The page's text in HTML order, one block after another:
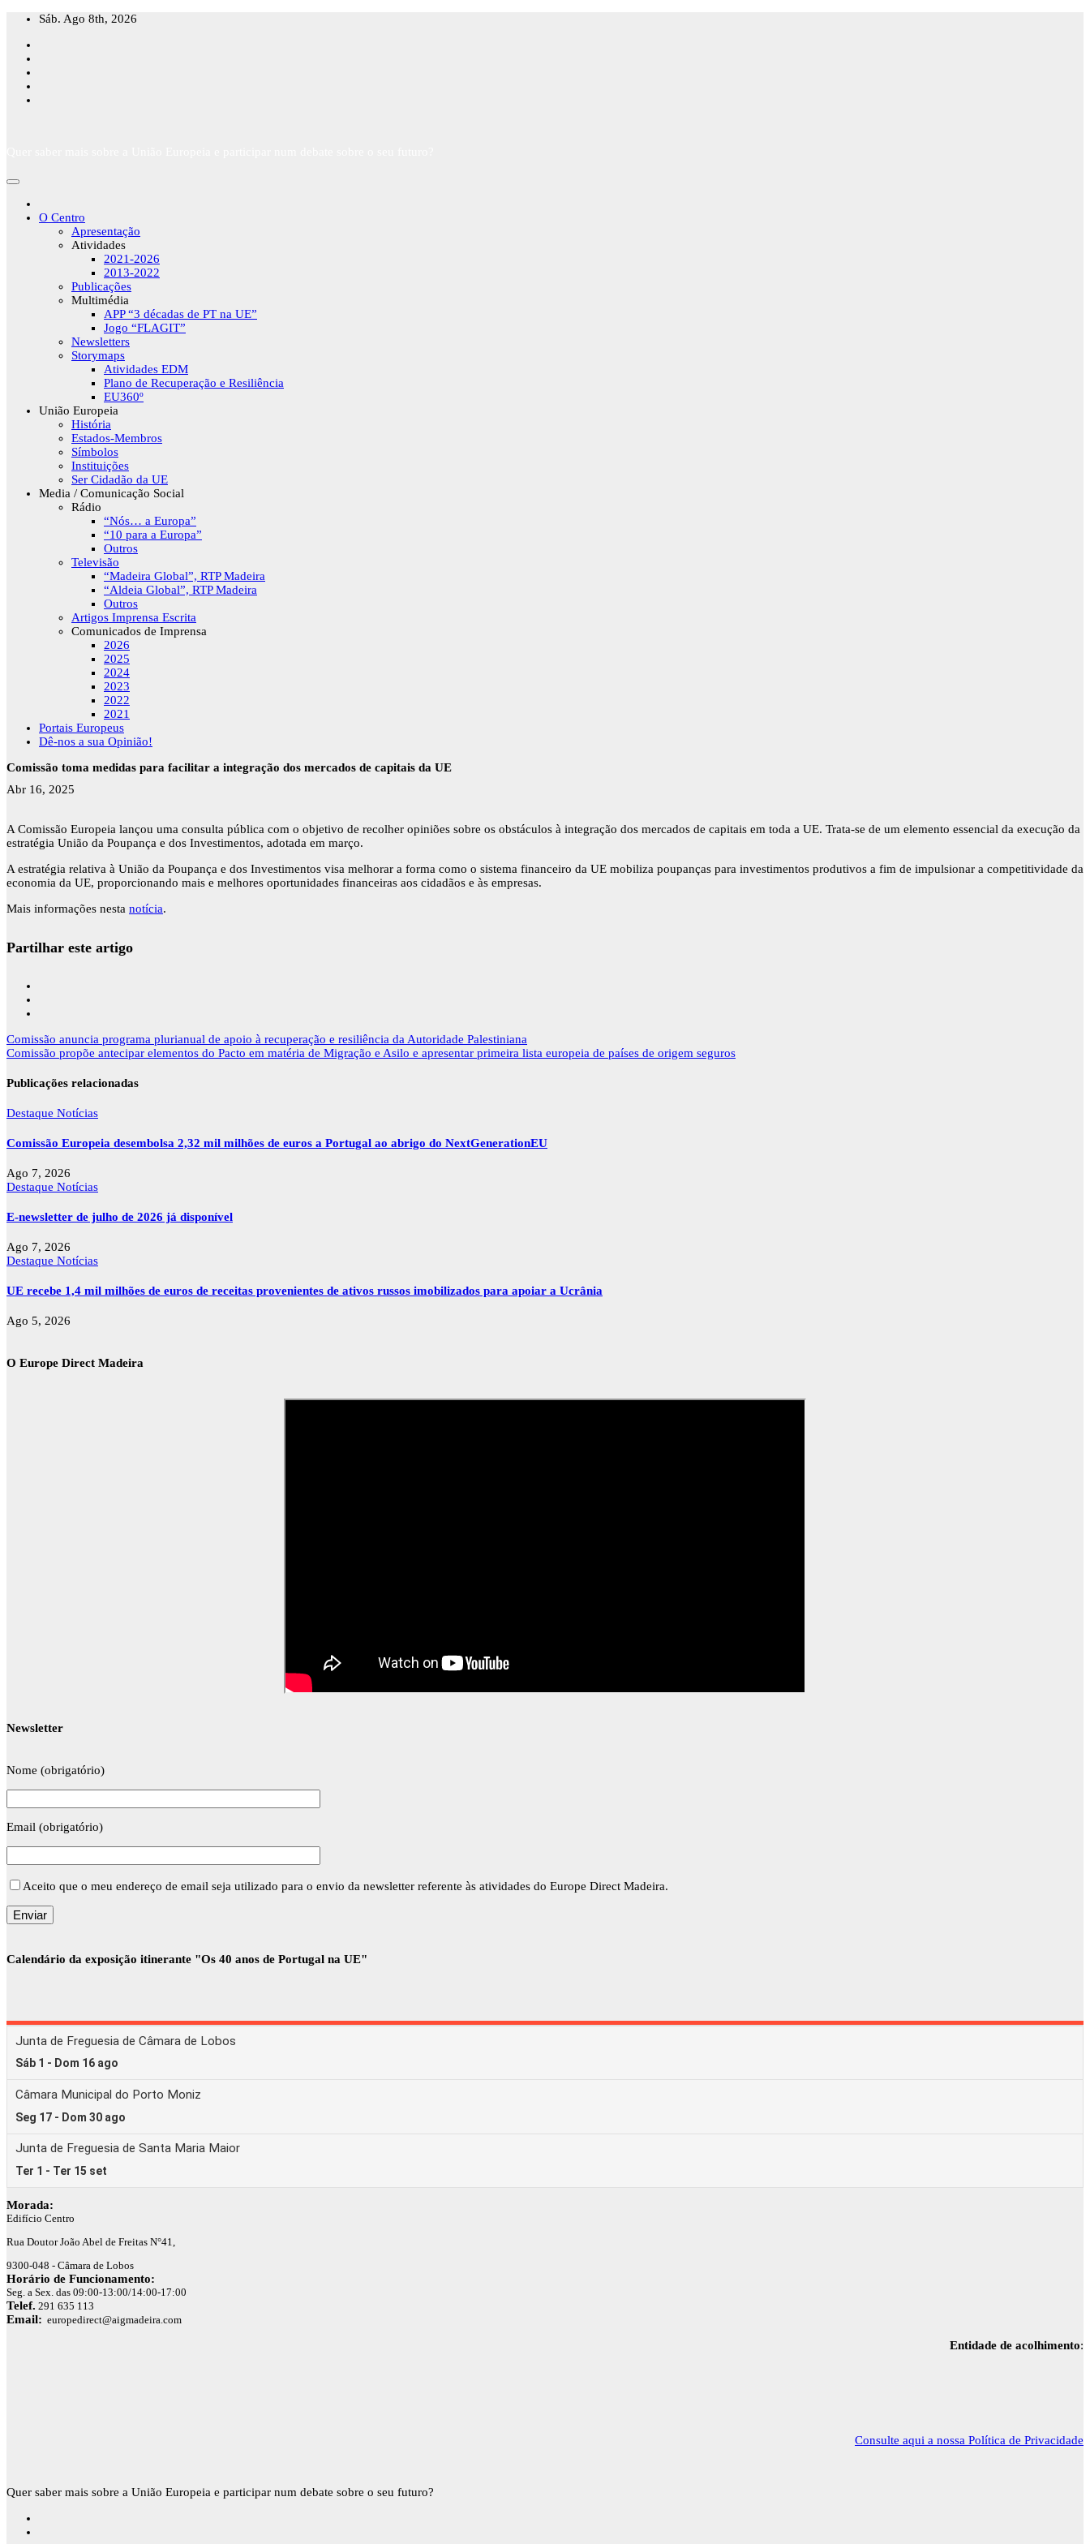
Skip
content
Sáb. Ago 8th, 2026
O Centro
Apresentação
Atividades
2021-2026
2013-2022
Publicações
Multimédia
APP “3 décadas de PT na UE”
Jogo “FLAGIT”
Newsletters
Storymaps
Atividades EDM
Plano de Recuperação e Resiliência
EU360º
União Europeia
História
Estados-Membros
Símbolos
Instituições
Ser Cidadão da UE
Media / Comunicação Social
Rádio
“Nós… a Europa”
“10 para a Europa”
Outros
Televisão
“Madeira Global”, RTP Madeira
“Aldeia Global”, RTP Madeira
Outros
Artigos Imprensa Escrita
Comunicados de Imprensa
2026
2025
2024
2023
2022
2021
Portais Europeus
Dê-nos a sua Opinião!
Comissão toma medidas para facilitar a integração dos mercados de capitais da UE
Abr 16, 2025
A Comissão Europeia lançou uma consulta pública com o objetivo de recolher opiniões sobre os obstáculos à integração dos mercados de capitais em toda a UE. Trata-se de um elemento essencial da execução da
estratégia União da Poupança e dos Investimentos, adotada em março.
A estratégia relativa à União da Poupança e dos Investimentos visa melhorar a forma como o sistema financeiro da UE mobiliza poupanças para investimentos produtivos a fim de impulsionar a competitividade da
economia da UE, proporcionando mais e melhores oportunidades financeiras aos cidadãos e às empresas.
Mais informações nesta notícia.
Partilhar este artigo
Navegação
de
Comissão anuncia programa plurianual de apoio à recuperação e resiliência da Autoridade Palestiniana
Comissão propõe antecipar elementos do Pacto em matéria de Migração e Asilo e apresentar primeira lista europeia de países de origem seguros
Publicações relacionadas
Destaque Notícias
Comissão Europeia desembolsa 2,32 mil milhões de euros a Portugal ao abrigo do NextGenerationEU
Ago 7, 2026
Destaque Notícias
E-newsletter de julho de 2026 já disponível
Ago 7, 2026
Destaque Notícias
UE recebe 1,4 mil milhões de euros de receitas provenientes de ativos russos imobilizados para apoiar a Ucrânia
Ago 5, 2026
O Europe Direct Madeira
Newsletter
Nome (obrigatório)
Email (obrigatório)
Aceito que o meu endereço de email seja utilizado para o envio da newsletter referente às atividades do Europe Direct Madeira.
Calendário da exposição itinerante "Os 40 anos de Portugal na UE"
Morada:
Edifício Centro
Rua Doutor João Abel de Freitas N°41,
9300-048 - Câmara de Lobos
Horário de Funcionamento:
Seg. a Sex. das 09:00-13:00/14:00-17:00
Telef. 291 635 113
Email: europedirect@aigmadeira.com
Entidade de acolhimento:
Consulte aqui a nossa Política de Privacidade
Quer saber mais sobre a União Europeia e participar num debate sobre o seu futuro?